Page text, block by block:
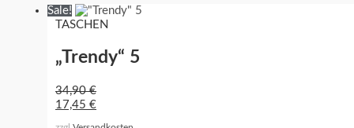
Sale!
TASCHEN
„Trendy“ 5
34,90€
17,45 €